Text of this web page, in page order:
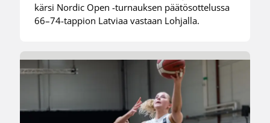
kärsi Nordic Open -turnauksen päätösottelussa
66–74-tappion Latviaa vastaan Lohjalla.